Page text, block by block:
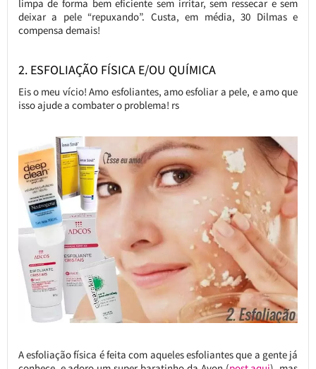
limpa de forma bem eficiente sem irritar, sem ressecar e sem
deixar a pele “repuxando”. Custa, em média, 30 Dilmas e
compensa demais!
2. ESFOLIAÇÃO FÍSICA E/OU QUÍMICA
Eis o meu vício! Amo esfoliantes, amo esfoliar a pele, e amo que
isso ajude a combater o problema! rs
A esfoliação física é feita com aqueles esfoliantes que a gente já